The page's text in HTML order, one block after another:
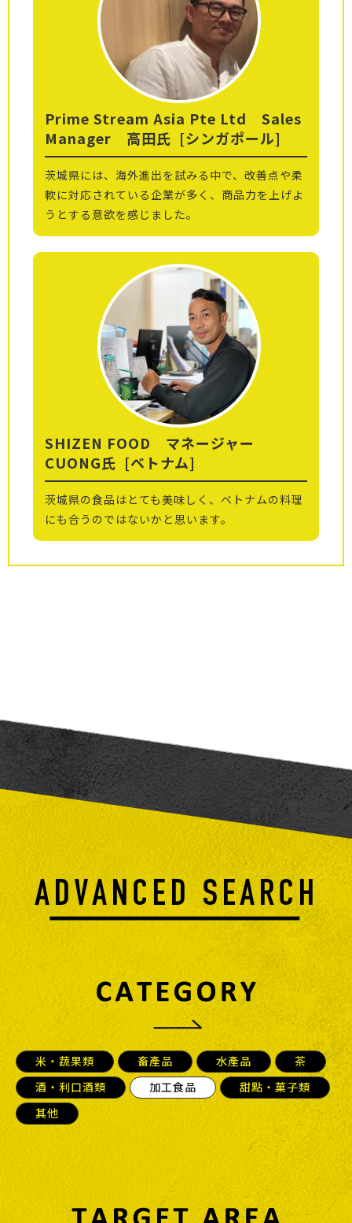
Prime Stream Asia Pte Ltd Sales
Manager 高田氏 [シンガポール]
茨城県には、海外進出を試みる中で、改善点や柔
軟に対応されている企業が多く、商品力を上げよ
うとする意欲を感じました。
SHIZEN FOOD マネージャー
CUONG氏 [ベトナム]
茨城県の食品はとても美味しく、ベトナムの料理
にも合うのではないかと思います。
米・蔬果類 畜產品 水產品
茶
酒・利口酒類
加工食品
甜點・菓子類
其他